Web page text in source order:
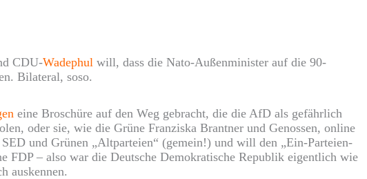
CDU-Wadephul will, dass die Nato-Außenminister auf die 90-
Bilateral, soso.
eine Broschüre auf den Weg gebracht, die die AfD als gefährlich
oder sie, wie die Grüne Franziska Brantner und Genossen, online
und Grünen „Altparteien“ (gemein!) und will den „Ein-Parteien-
FDP – also war die Deutsche Demokratische Republik eigentlich wie
auskennen.